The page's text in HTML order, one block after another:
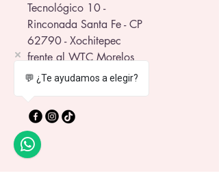
Tecnológico 10 -
Rinconada Santa Fe - CP
62790 - Xochitepec
frente al WTC Morelos
💬 ¿Te ayudamos a elegir?